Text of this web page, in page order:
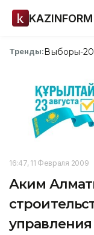
KAZINFORM
Тренды:Выборы-
16:47, 11 Февраля 2009
Аким